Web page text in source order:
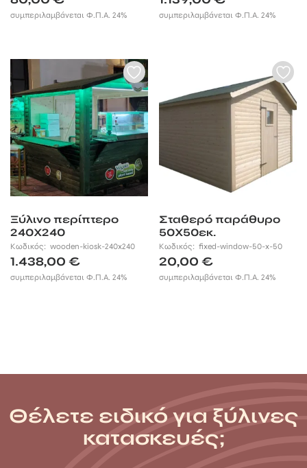
συμπεριλαμβάνεται Φ.Π.Α. 24% συμπεριλαμβάνεται Φ.Π.Α. 24%
Ξύλινο περίπτερο
240Χ240
Κωδικός: wooden-kiosk-240x240
1.438,00 €
συμπεριλαμβάνεται Φ.Π.Α. 24%
Σταθερό παράθυρο
50Χ50εκ.
Κωδικός:fixed-window-50-x-50
20,00€
συμπεριλαμβάνεται Φ.Π.Α. 24%
Θέλετε ειδικό για ξύλινες
κατασκευές;